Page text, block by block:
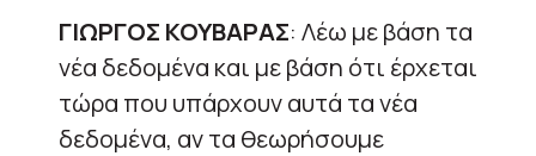
ΓΙΩΡΓΟΣ ΚΟΥΒΑΡΑΣ: Λέω με βάση τα
νέα δεδομένα και με βάση ότι έρχεται
τώρα που υπάρχουν αυτά τα νέα
δεδομένα, αν τα θεωρήσουμε